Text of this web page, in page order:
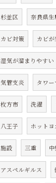
杉並区 奈良県生
カビ対策 カビ
湿気が溜まりやすい
気管支炎 タワ
枚方市 洗濯
八王子 ホットヨ
施設 三重
アスペルギルス